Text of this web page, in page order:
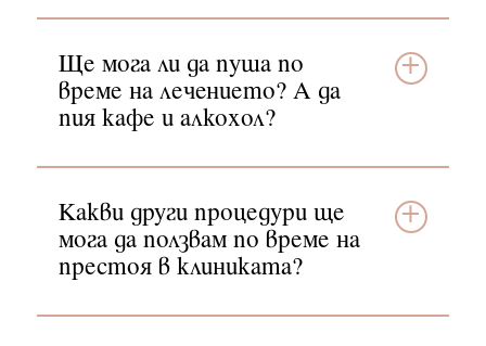
Ще мога ли да пуша по
време на лечението? А да
пия кафе и алкохол?
Какви други процедури ще
мога да ползвам по време на
престоя в клиниката?